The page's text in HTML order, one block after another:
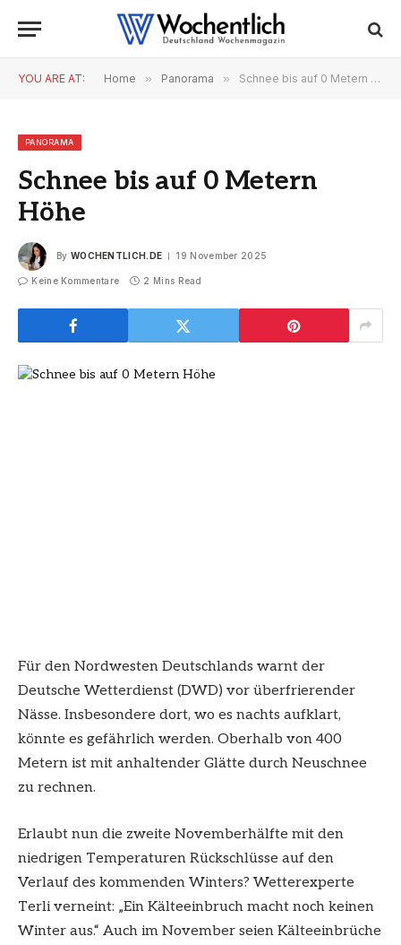
YOU ARE AT: Home » Panorama » Schnee bis auf 0 Metern Höhe
PANORAMA
Schnee bis auf 0 Metern
Höhe
By WOCHENTLICH.DE 19 November 2025
Keine Kommentare 2 Mins Read
Für den Nordwesten Deutschlands warnt der
Deutsche Wetterdienst (DWD) vor überfrierender
Nässe. Insbesondere dort, wo es nachts aufklart,
könnte es gefährlich werden. Oberhalb von 400
Metern ist mit anhaltender Glätte durch Neuschnee
zu rechnen.
Erlaubt nun die zweite Novemberhälfte mit den
niedrigen Temperaturen Rückschlüsse auf den
Verlauf des kommenden Winters? Wetterexperte
Terli verneint: „Ein Kälteeinbruch macht noch keinen
Winter aus.“ Auch im November seien Kälteeinbrüche